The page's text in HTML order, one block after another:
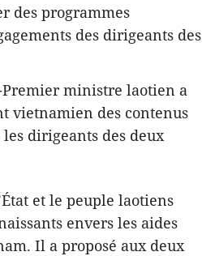
​des programmes
des dirigeants des
Premier ministre laotien a
vietnamien des contenus
dirigeants des deux
et le peuple laotiens
envers les aides
Il a proposé aux deux